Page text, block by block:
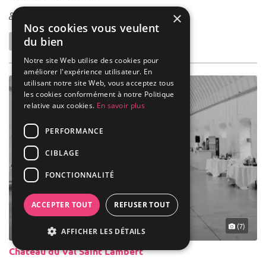
(7)
Château du Val Saint Lambert
×
Nos cookies vous veulent
du bien
Notre site Web utilise des cookies pour
améliorer l'expérience utilisateur. En
utilisant notre site Web, vous acceptez tous
les cookies conformément à notre Politique
relative aux cookies. En savoir plus
PERFORMANCE
CIBLAGE
FONCTIONNALITÉ
ACCEPTER TOUT REFUSER TOUT
AFFICHER LES DÉTAILS